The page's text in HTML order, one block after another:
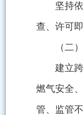
坚持
查、许可
（二
建立
燃气安全
管、监管